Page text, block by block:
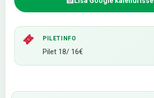
PILETINFO
Pilet 18/ 16€